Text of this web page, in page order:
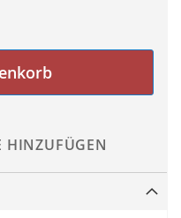
HINZUFÜGEN